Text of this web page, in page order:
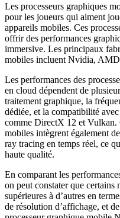
Les processeurs graphiques
pour les joueurs qui aiment
appareils mobiles. Ces
offrir des performances
immersive. Les principaux
mobiles incluent Nvidia,
Les performances des
en cloud dépendent de
traitement graphique, la
dédiée, et la compatibilité
comme DirectX 12 et Vulkan.
mobiles intègrent également
ray tracing en temps réel, ce
haute qualité.
En comparant les
on peut constater que certains
supérieures à d’autres en
de résolution d’affichage, et